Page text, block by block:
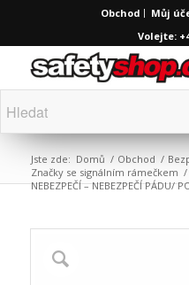
Obchod Můj
Volejte:
Jste zde: Domů / Obchod /
Značky se signálním rámečkem /
NEBEZPEČÍ – NEBEZPEČÍ PÁDU/